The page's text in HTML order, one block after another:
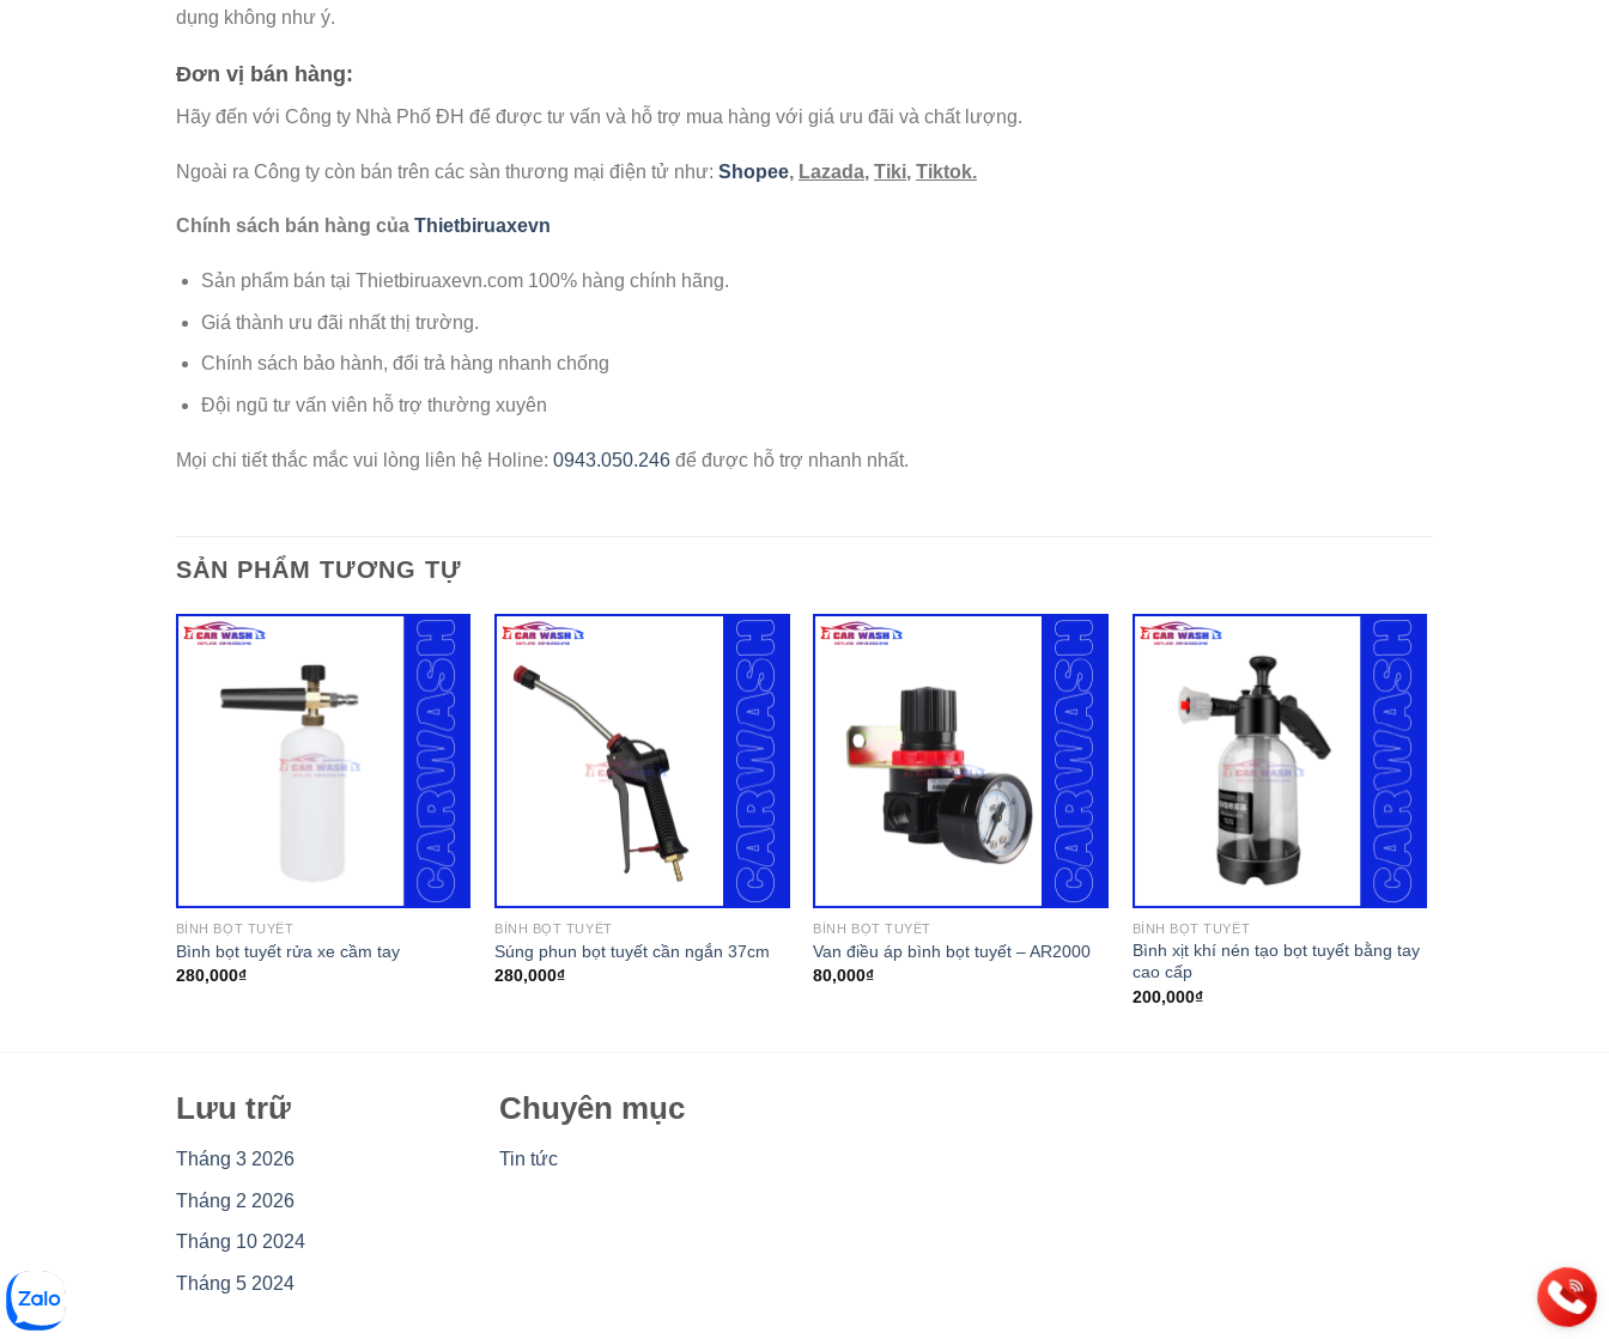
dụng không như ý.
Đơn vị bán hàng:
Hãy đến với Công ty Nhà Phố ĐH để được tư vấn và hỗ trợ mua hàng với giá ưu đãi và chất lượng.
Ngoài ra Công ty còn bán trên các sàn thương mại điện tử như: Shopee, Lazada, Tiki, Tiktok.
Chính sách bán hàng của Thietbiruaxevn
Sản phẩm bán tại Thietbiruaxevn.com 100% hàng chính hãng.
Giá thành ưu đãi nhất thị trường.
Chính sách bảo hành, đổi trả hàng nhanh chống
Đội ngũ tư vấn viên hỗ trợ thường xuyên
Mọi chi tiết thắc mắc vui lòng liên hệ Holine: 0943.050.246 để được hỗ trợ nhanh nhất.
SẢN PHẨM TƯƠNG TỰ
BÌNH BỌT TUYẾT
Bình bọt tuyết rửa xe cầm tay
280,000₫
BÌNH BỌT TUYẾT
Súng phun bọt tuyết cần ngắn 37cm
280,000₫
BÌNH BỌT TUYẾT
Van điều áp bình bọt tuyết – AR2000
80,000₫
BÌNH BỌT TUYẾT
Bình xịt khí nén tạo bọt tuyết bằng tay
cao cấp
200,000₫
Lưu trữ
Tháng 3 2026
Tháng 2 2026
Tháng 10 2024
Tháng 5 2024
Chuyên mục
Tin tức